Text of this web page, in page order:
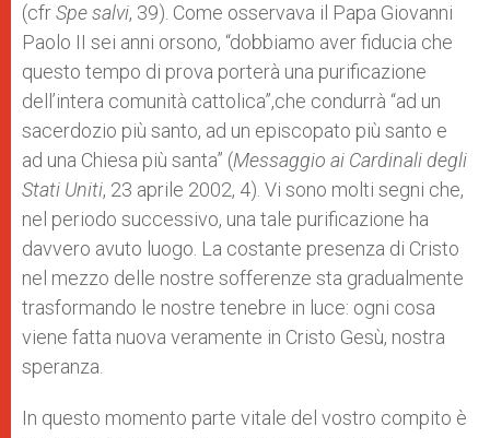
(cfrSpe salvi, 39). Come osservava il Papa Giovanni
Paolo II sei anni orsono, “dobbiamo aver fiducia che
questo tempo di prova porterà una purificazione
dell’intera comunità cattolica”,che condurrà “ad un
sacerdozio più santo, ad un episcopato più santo e
ad una Chiesa più santa” (Messaggio ai Cardinali degli
Stati Uniti, 23 aprile 2002, 4). Vi sono molti segni che,
nel periodo successivo, una tale purificazione ha
davvero avuto luogo. La costante presenza di Cristo
nel mezzo delle nostre sofferenze sta gradualmente
trasformando le nostre tenebre in luce: ogni cosa
viene fatta nuova veramente in Cristo Gesù, nostra
speranza.
In questo momento parte vitale del vostro compito è